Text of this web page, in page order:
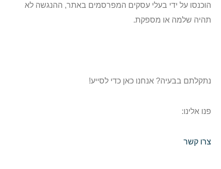
הוכנסו על ידי בעלי עסקים המפרסמים באתר, ההנגשה לא
תהיה שלמה או מספקת.
נתקלתם בבעיה? אנחנו כאן כדי לסייע!
פנו אלינו:
צרו קשר